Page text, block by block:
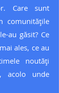
Care sunt
comunitățile
au găsit? Ce
ales, ce au
noutăți
acolo unde